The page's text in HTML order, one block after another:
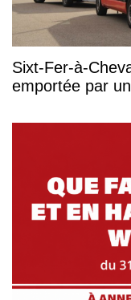
Sixt-Fer-à-
emportée par